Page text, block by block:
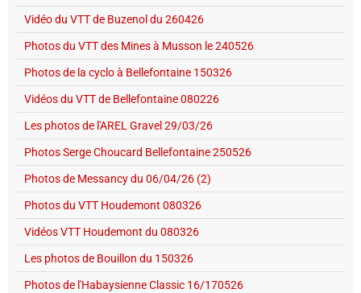
Vidéo du VTT de Buzenol du 260426
Photos du VTT des Mines à Musson le 240526
Photos de la cyclo à Bellefontaine 150326
Vidéos du VTT de Bellefontaine 080226
Les photos de l'AREL Gravel 29/03/26
Photos Serge Choucard Bellefontaine 250526
Photos de Messancy du 06/04/26 (2)
Photos du VTT Houdemont 080326
Vidéos VTT Houdemont du 080326
Les photos de Bouillon du 150326
Photos de l'Habaysienne Classic 16/170526